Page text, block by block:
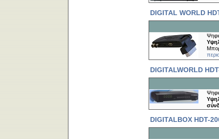
DIGITAL WORLD
DIGITALWORLD
DIGITALBOX HDT-